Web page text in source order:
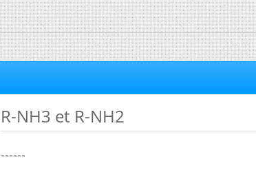
R-NH3 et R-NH2
------